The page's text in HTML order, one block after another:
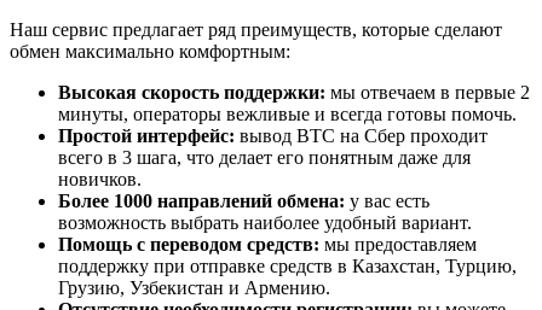
Наш сервис предлагает ряд преимуществ, которые сделают
обмен максимально комфортным:
Высокая скорость поддержки: мы отвечаем в первые 2
минуты, операторы вежливые и всегда готовы помочь.
Простой интерфейс: вывод BTC на Сбер проходит
всего в 3 шага, что делает его понятным даже для
новичков.
Более 1000 направлений обмена: у вас есть
возможность выбрать наиболее удобный вариант.
Помощь с переводом средств: мы предоставляем
поддержку при отправке средств в Казахстан, Турцию,
Грузию, Узбекистан и Армению.